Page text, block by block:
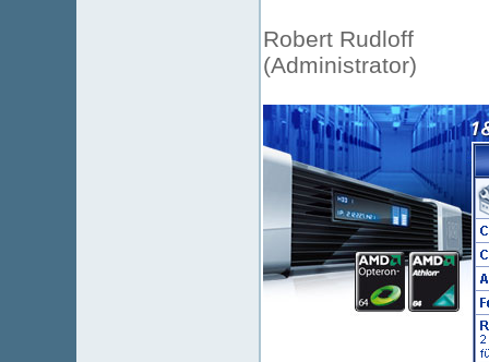
Robert Rudloff
(Administrator)